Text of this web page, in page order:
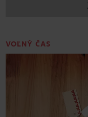
VOĽNÝ ČAS